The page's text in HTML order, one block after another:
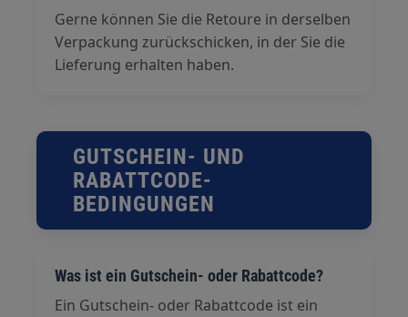
Gerne können Sie die Retoure in derselben
Verpackung zurückschicken, in der Sie die
Lieferung erhalten haben.
GUTSCHEIN- UND
RABATTCODE-
BEDINGUNGEN
Was ist ein Gutschein- oder Rabattcode?
Ein Gutschein- oder Rabattcode ist ein